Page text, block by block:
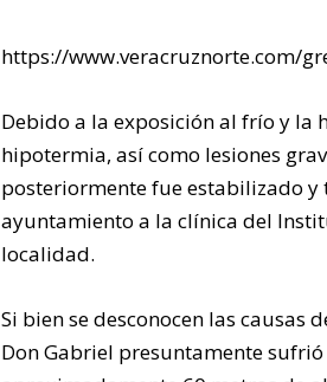
https://www.veracruznorte.com/
Debido a la exposición al frío y la
hipotermia, así como lesiones
posteriormente fue estabilizado
ayuntamiento a la clínica del
localidad.
Si bien se desconocen las causas
Don Gabriel presuntamente